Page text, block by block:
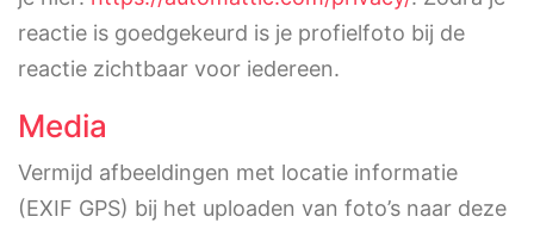
reactie is goedgekeurd is je profielfoto bij de
reactie zichtbaar voor iedereen.
Media
Vermijd afbeeldingen met locatie informatie
(EXIF GPS) bij het uploaden van foto’s naar deze